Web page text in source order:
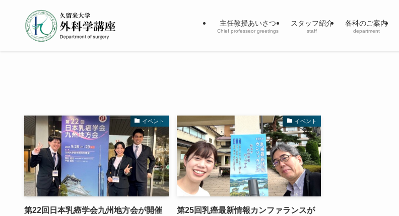
主任教授あいさつ
Chief professeor greetings
スタッフ紹介
staff
各科のご案内
department
イベント
第22回日本乳癌学会九州地方会が開催
イベント
第25回乳癌最新情報カンファランスが